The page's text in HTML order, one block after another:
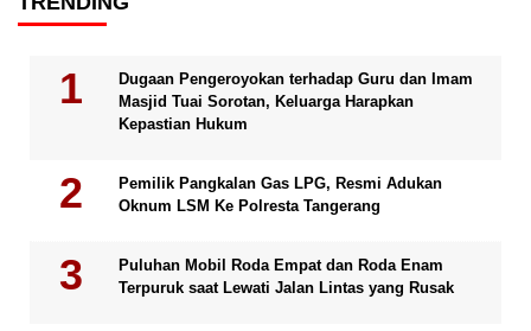
Dugaan Pengeroyokan terhadap Guru dan Imam
Masjid Tuai Sorotan, Keluarga Harapkan
Kepastian Hukum
Pemilik Pangkalan Gas LPG, Resmi Adukan
Oknum LSM Ke Polresta Tangerang
Puluhan Mobil Roda Empat dan Roda Enam
Terpuruk saat Lewati Jalan Lintas yang Rusak